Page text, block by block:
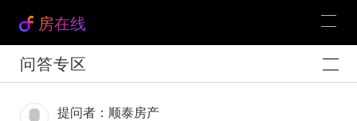
房在线
问答专区
提问者：顺泰房产